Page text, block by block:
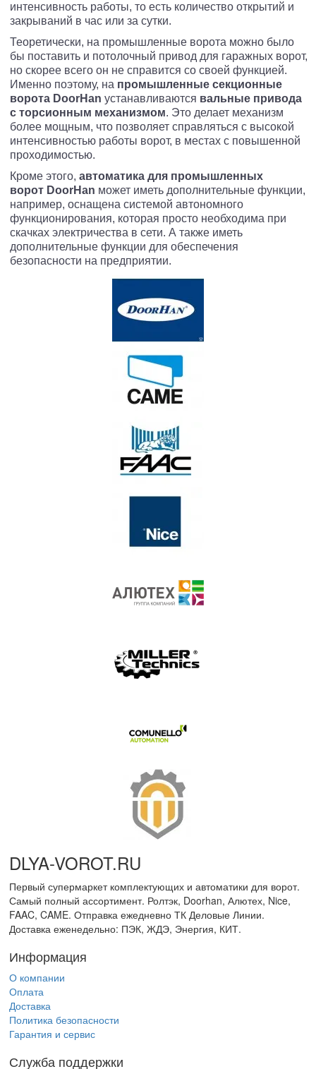
интенсивность работы, то есть количество открытий и
закрываний в час или за сутки.
Теоретически, на промышленные ворота можно было
бы поставить и потолочный привод для гаражных ворот,
но скорее всего он не справится со своей функцией.
Именно поэтому, на промышленные секционные
ворота DoorHan устанавливаются вальные привода
с торсионным механизмом. Это делает механизм
более мощным, что позволяет справляться с высокой
интенсивностью работы ворот, в местах с повышенной
проходимостью.
Кроме этого, автоматика для промышленных
ворот DoorHan может иметь дополнительные функции,
например, оснащена системой автономного
функционирования, которая просто необходима при
скачках электричества в сети. А также иметь
дополнительные функции для обеспечения
безопасности на предприятии.
DLYA-VOROT.RU
Первый супермаркет комплектующих и автоматики для ворот.
Самый полный ассортимент. Ролтэк, Doorhan, Алютех, Nice,
FAAC, CAME. Отправка ежедневно ТК Деловые Линии.
Доставка еженедельно: ПЭК, ЖДЭ, Энергия, КИТ.
Информация
О компании
Оплата
Доставка
Политика безопасности
Гарантия и сервис
Служба поддержки